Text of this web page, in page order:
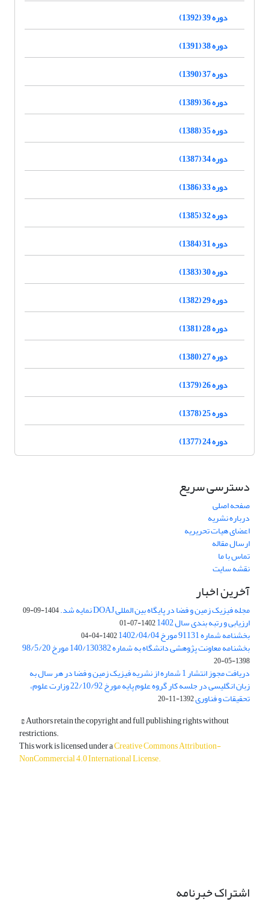
دوره 39 (1392)
دوره 38 (1391)
دوره 37 (1390)
دوره 36 (1389)
دوره 35 (1388)
دوره 34 (1387)
دوره 33 (1386)
دوره 32 (1385)
دوره 31 (1384)
دوره 30 (1383)
دوره 29 (1382)
دوره 28 (1381)
دوره 27 (1380)
دوره 26 (1379)
دوره 25 (1378)
دوره 24 (1377)
دسترسی سریع
صفحه اصلی
درباره نشریه
اعضای هیات تحریریه
ارسال مقاله
تماس با ما
نقشه سایت
آخرین اخبار
مجله فیزیک زمین و فضا در پایگاه بین المللی DOAJ نمایه شد. 1404-09-09
ارزیابی و رتبه بندی سال 1402 1402-07-01
بخشنامه شماره 91131 مورخ 1402/04/04 1402-04-04
بخشنامه معاونت پژوهشی دانشگاه به شماره 140/130382 مورخ 98/5/20
1398-05-20
دریافت مجوز انتشار 1 شماره از نشریه فیزیک زمین و فضا در هر سال به
زبان انگلیسی در جلسه کار گروه علوم پایه مورخ 22/10/92 وزارت علوم،
تحقیقات و فناوری1392-11-20
© Authors retain the copyright and full publishing rights without
restrictions.
This work is licensed under aCreative Commons Attribution-
NonCommercial 4.0 International License.
اشتراک خبرنامه